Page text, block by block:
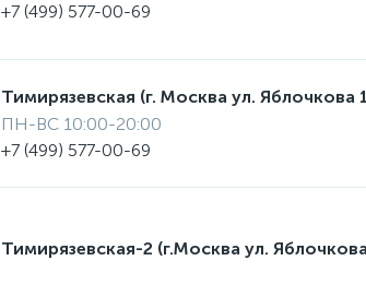
+7 (499) 577-00-69
Тимирязевская (г. Москва ул. Яблочкова
ПН-ВС 10:00-20:00
+7 (499) 577-00-69
Тимирязевская-2 (г.Москва ул.